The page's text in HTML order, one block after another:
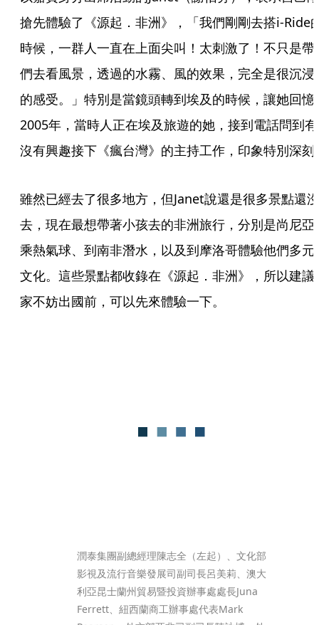
搶先體驗了《源起．非洲》，「我們剛剛去搭i-Ride
時候，一群人一直在上面尖叫！太刺激了！不只是帶
們去看風景，透過的水霧、風的效果，完全是很沉浸
的感受。」特別是當鏡頭轉到埃及的時候，讓她回憶
2005年，當時人正在埃及旅遊的她，接到電話問到有
沒有興趣接下《瘋台灣》的主持工作，印象特別深刻
雖然已經去了很多地方，但Janet說還是很多景點還沒
去，現在最想帶著小孩去的非洲旅行，分別是尚尼亞
乘熱氣球、到南非潛水，以及到摩洛哥體驗他們多元
文化。這些景點都收錄在《源起．非洲》，所以建議
家不妨出國前，可以先來體驗一下。
潤泰集團副總經理陳志全（左起）、文化部
影視及流行音樂發展司副司長呂美莉、澳大
利亞昆士蘭州貿易暨投資辦事處處長Juna
Ferrett、紐西蘭商工辦事處代表Mark